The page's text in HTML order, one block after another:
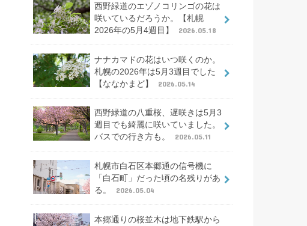
西野緑道のエゾノコリンゴの花は
咲いているだろうか。【札幌
2026年の5月4週目】
2026.05.18
ナナカマドの花はいつ咲くのか。
札幌の2026年は5月3週目でした
【ななかまど】
2026.05.14
西野緑道の八重桜、遅咲きは5月3
週目でも綺麗に咲いていました。
バスでの行き方も。
2026.05.11
札幌市白石区本郷通の信号機に
「白石町」だった頃の名残りがあ
る。
2026.05.04
本郷通りの桜並木は地下鉄駅から